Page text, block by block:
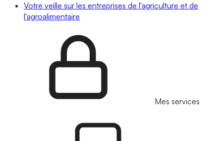
Votre veille sur les entreprises de l'agriculture et de
l'agroalimentaire
Mes services